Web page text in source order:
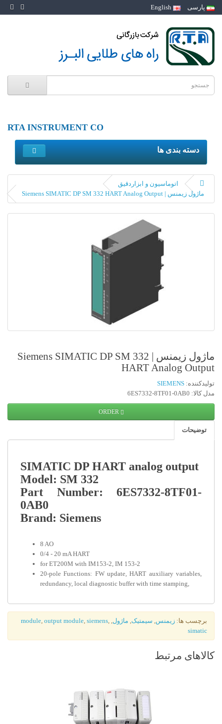
پارسی
RTA INSTRUMENT CO
دسته بندی ها
اتوماسیون و ابزاردقیق
ماژول زیمنس | Siemens SIMATIC DP SM 332 HART Analog Output
ماژول زیمنس | Siemens SIMATIC DP SM 332
HART Analog Output
تولیدکننده: SIEMENS
مدل کالا: 6ES7332-8TF01-0AB0
ORDER
توضیحات
SIMATIC DP HART analog output
Model: SM 332
Part Number: 6ES7332-8TF01-
0AB0
Brand: Siemens
8 AO
0/4 - 20 mA HART
for ET200M with IM153-2, IM 153-2
20-pole Functions: FW update, HART auxiliary variables,
redundancy, local diagnostic buffer with time stamping,
برچسب ها: زیمنس, سیمتیک, ماژول,
module, output module, siemens,
simatic
کالاهای مرتبط